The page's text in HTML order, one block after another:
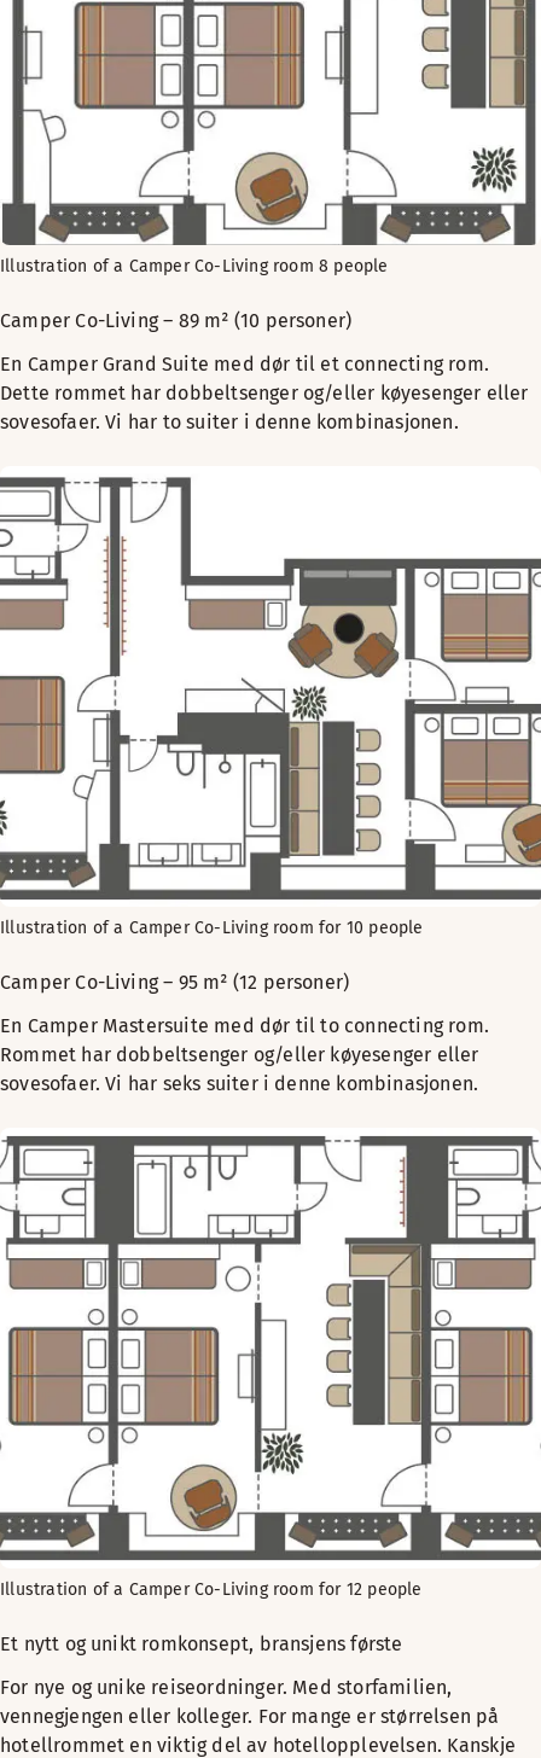
Illustration of a Camper Co-Living room 8 people
Camper Co-Living – 89 m² (10 personer)
En Camper Grand Suite med dør til et connecting rom.
Dette rommet har dobbeltsenger og/eller køyesenger eller
sovesofaer. Vi har to suiter i denne kombinasjonen.
Illustration of a Camper Co-Living room for 10 people
Camper Co-Living – 95 m² (12 personer)
En Camper Mastersuite med dør til to connecting rom.
Rommet har dobbeltsenger og/eller køyesenger eller
sovesofaer. Vi har seks suiter i denne kombinasjonen.
Illustration of a Camper Co-Living room for 12 people
Et nytt og unikt romkonsept, bransjens første
For nye og unike reiseordninger. Med storfamilien,
vennegjengen eller kolleger. For mange er størrelsen på
hotellrommet en viktig del av hotellopplevelsen. Kanskje